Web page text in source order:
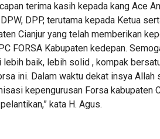
terima kasih kepada kang Ace
DPP, terutama kepada Ketua
Cianjur yang telah memberikan
FORSA Kabupaten kedepan.
baik, lebih solid , kompak
ini. Dalam waktu dekat insya Allah
kepengurusan Forsa kabupaten
kata H. Agus.